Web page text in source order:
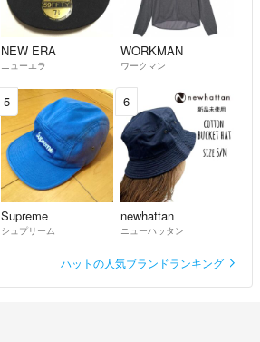
NEW ERA
ニューエラ
WORKMAN
ワークマン
5
Supreme
シュプリーム
6
newhattan
ニューハッタン
ハットの人気ブランドランキング